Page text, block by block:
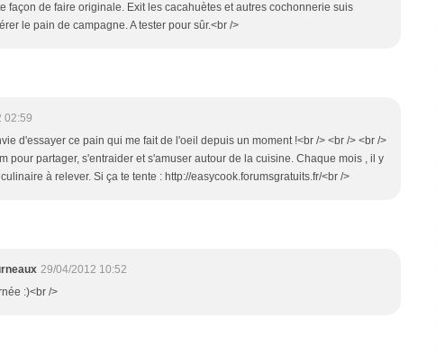
façon de faire originale. Exit les cacahuètes et autres cochonnerie suis
le pain de campagne. A tester pour sûr.<br />
02:59
d'essayer ce pain qui me fait de l'oeil depuis un moment !<br /> <br /> <br />
pour partager, s'entraider et s'amuser autour de la cuisine. Chaque mois , il y
à relever. Si ça te tente : http://easycook.forumsgratuits.fr/<br />
29/04/2012 10:52
:)<br />